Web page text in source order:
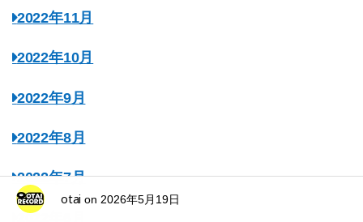
2022年11月
2022年10月
2022年9月
2022年8月
2022年7月
2022年6月
otai on 2026年5月19日